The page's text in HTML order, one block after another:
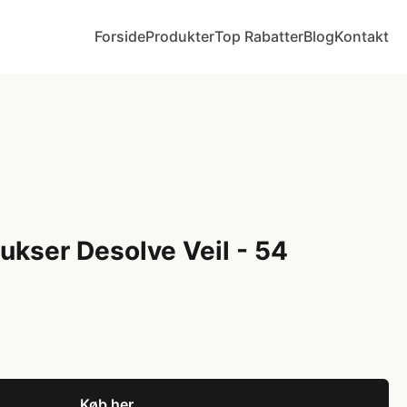
ForsideProdukterTop RabatterBlogKontakt
Desolve Veil - 54